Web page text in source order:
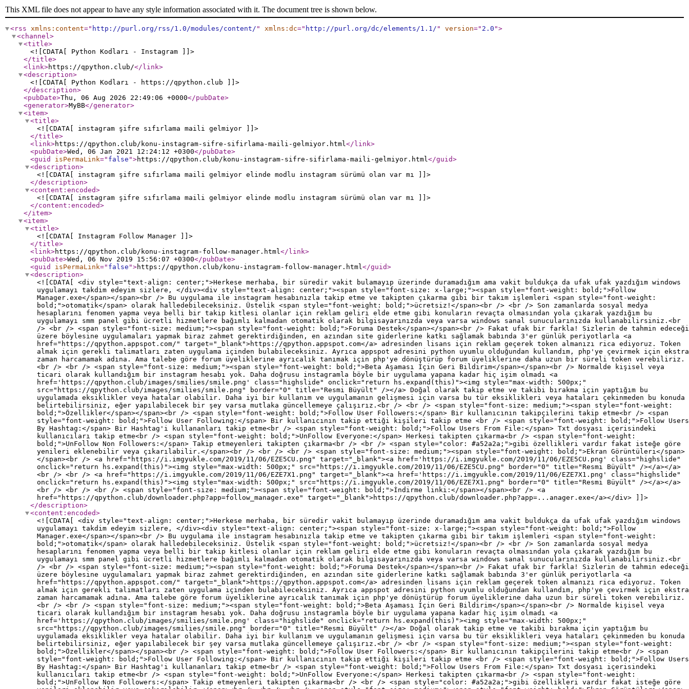
This XML file does not appear to have any style information associated with it. The document tree is shown below.
<rss xmlns:content=" http://purl.org/rss/1.0/modules/content/ " xmlns:dc=" http://purl.org/dc/elements/1.1/ " version=" 2.0 ">
<channel>
<title>
<![CDATA[ Python Kodları - Instagram ]]>
</title>
<link>https://qpython.club/</link>
<description>
<![CDATA[ Python Kodları - https://qpython.club ]]>
</description>
<pubDate>Thu, 06 Aug 2026 22:49:06 +0000</pubDate>
<generator>MyBB</generator>
<item>
<title>
<![CDATA[ instagram şifre sıfırlama maili gelmiyor ]]>
</title>
<link>https://qpython.club/konu-instagram-sifre-sifirlama-maili-gelmiyor.html</link>
<pubDate>Wed, 06 Jan 2021 12:24:12 +0300</pubDate>
<guid
isPermaLink=" false ">https://qpython.club/konu-instagram-sifre-sifirlama-maili-gelmiyor.html</guid>
<description>
<![CDATA[ instagram şifre sıfırlama maili gelmiyor elinde modlu instagram sürümü olan var mı ]]>
</description>
<content:encoded>
<![CDATA[ instagram şifre sıfırlama maili gelmiyor elinde modlu instagram sürümü olan var mı ]]>
</content:encoded>
</item>
<item>
<title>
<![CDATA[ Instagram Follow Manager ]]>
</title>
<link>https://qpython.club/konu-instagram-follow-manager.html</link>
<pubDate>Wed, 06 Nov 2019 15:56:07 +0300</pubDate>
<guid
isPermaLink=" false ">https://qpython.club/konu-instagram-follow-manager.html</guid>
<description>
<![CDATA[ <div style="text-align: center;">Herkese merhaba, bir süredir vakit bulamayıp üzerinde duramadığım ama vakit buldukça da ufak ufak yazdığım windows
uygulamayı takdim edeyim sizlere, </div><div style="text-align: center;"><span style="font-size: x-large;"><span style="font-weight: bold;">Follow
Manager.exe</span></span><br /> Bu uygulama ile instagram hesabınızla takip etme ve takipten çıkarma gibi bir takım işlemleri <span style="font-weight:
bold;">otomatik</span> olarak halledebileceksiniz. Üstelik <span style="font-weight: bold;">ücretsiz!</span><br /> <br /> Son zamanlarda sosyal medya
hesaplarını fenomen yapma veya belli bir takip kitlesi olanlar için reklam geliri elde etme gibi konuların revaçta olmasından yola çıkarak yazdığım bu
uygulamayı smm panel gibi ücretli hizmetlere bağımlı kalmadan otomatik olarak bilgisayarınızda veya varsa windows sanal sunucularınızda kullanabilirsiniz.<br
/> <br /> <span style="font-size: medium;"><span style="font-weight: bold;">Foruma Destek</span></span><br /> Fakat ufak bir farkla! Sizlerin de tahmin edeceği
üzere böylesine uygulamaları yapmak biraz zahmet gerektirdiğinden, en azından site giderlerine katkı sağlamak babında 3'er günlük periyotlarla <a
href="https://qpython.appspot.com/" target="_blank">https://qpython.appspot.com</a> adresinden lisans için reklam geçerek token almanızı rica ediyoruz. Token
almak için gerekli talimatları zaten uygulama içinden bulabileceksiniz. Ayrıca appspot adresini python uyumlu olduğundan kullandım, php'ye çevirmek için ekstra
zaman harcamamak adına. Ama talebe göre forum üyeliklerine ayrıcalık tanımak için php'ye dönüştürüp forum üyeliklerine daha uzun bir süreli token verebiliriz.
<br /> <br /> <span style="font-size: medium;"><span style="font-weight: bold;">Beta Aşaması İçin Geri Bildirim</span></span><br /> Normalde kişisel veya
ticari olarak kullandığım bir instagram hesabı yok. Daha doğrusu instagramla böyle bir uygulama yapana kadar hiç işim olmadı <a
href='https://qpython.club/images/smilies/smile.png' class="highslide" onclick="return hs.expand(this)"><img style="max-width: 500px;"
src="https://qpython.club/images/smilies/smile.png" border="0" title="Resmi Büyült" /></a> Doğal olarak takip etme ve takibi bırakma için yaptığım bu
uygulamada eksiklikler veya hatalar olabilir. Daha iyi bir kullanım ve uygulamanın gelişmesi için varsa bu tür eksiklikleri veya hataları çekinmeden bu konuda
belirtebilirsiniz, eğer yapılabilecek bir şey varsa mutlaka güncellemeye çalışırız.<br /> <br /> <span style="font-size: medium;"><span style="font-weight:
bold;">Özellikler</span></span><br /> <span style="font-weight: bold;">Follow User Followers:</span> Bir kullanıcının takipçilerini takip etme<br /> <span
style="font-weight: bold;">Follow User Following:</span> Bir kullanıcının takip ettiği kişileri takip etme <br /> <span style="font-weight: bold;">Follow Users
By Hashtag:</span> Bir Hashtag'i kullananları takip etme<br /> <span style="font-weight: bold;">Follow Users From File:</span> Txt dosyası içerisindeki
kullanıcıları takip etme<br /> <span style="font-weight: bold;">UnFollow Everyone:</span> Herkesi takipten çıkarma<br /> <span style="font-weight:
bold;">UnFollow Non Followers:</span> Takip etmeyenleri takipten çıkarma<br /> <br /> <span style="color: #a52a2a;">gibi özellikleri vardır fakat isteğe göre
yenileri eklenebilir veya çıkarılabilir.</span><br /> <br /> <br /> <span style="font-size: medium;"><span style="font-weight: bold;">Ekran Görüntüleri</span>
</span><br /> <a href="https://i.imgyukle.com/2019/11/06/EZE5CU.png" target="_blank"><a href='https://i.imgyukle.com/2019/11/06/EZE5CU.png' class="highslide"
onclick="return hs.expand(this)"><img style="max-width: 500px;" src="https://i.imgyukle.com/2019/11/06/EZE5CU.png" border="0" title="Resmi Büyült" /></a></a>
<br /> <br /> <a href="https://i.imgyukle.com/2019/11/06/EZE7X1.png" target="_blank"><a href='https://i.imgyukle.com/2019/11/06/EZE7X1.png' class="highslide"
onclick="return hs.expand(this)"><img style="max-width: 500px;" src="https://i.imgyukle.com/2019/11/06/EZE7X1.png" border="0" title="Resmi Büyült" /></a></a>
<br /> <br /> <br /> <span style="font-size: medium;"><span style="font-weight: bold;">İndirme linki:</span></span><br /> <a
href="https://qpython.club/downloader.php?app=follow_manager.exe" target="_blank">https://qpython.club/downloader.php?app=...anager.exe</a></div> ]]>
</description>
<content:encoded>
<![CDATA[ <div style="text-align: center;">Herkese merhaba, bir süredir vakit bulamayıp üzerinde duramadığım ama vakit buldukça da ufak ufak yazdığım windows
uygulamayı takdim edeyim sizlere, </div><div style="text-align: center;"><span style="font-size: x-large;"><span style="font-weight: bold;">Follow
Manager.exe</span></span><br /> Bu uygulama ile instagram hesabınızla takip etme ve takipten çıkarma gibi bir takım işlemleri <span style="font-weight:
bold;">otomatik</span> olarak halledebileceksiniz. Üstelik <span style="font-weight: bold;">ücretsiz!</span><br /> <br /> Son zamanlarda sosyal medya
hesaplarını fenomen yapma veya belli bir takip kitlesi olanlar için reklam geliri elde etme gibi konuların revaçta olmasından yola çıkarak yazdığım bu
uygulamayı smm panel gibi ücretli hizmetlere bağımlı kalmadan otomatik olarak bilgisayarınızda veya varsa windows sanal sunucularınızda kullanabilirsiniz.<br
/> <br /> <span style="font-size: medium;"><span style="font-weight: bold;">Foruma Destek</span></span><br /> Fakat ufak bir farkla! Sizlerin de tahmin edeceği
üzere böylesine uygulamaları yapmak biraz zahmet gerektirdiğinden, en azından site giderlerine katkı sağlamak babında 3'er günlük periyotlarla <a
href="https://qpython.appspot.com/" target="_blank">https://qpython.appspot.com</a> adresinden lisans için reklam geçerek token almanızı rica ediyoruz. Token
almak için gerekli talimatları zaten uygulama içinden bulabileceksiniz. Ayrıca appspot adresini python uyumlu olduğundan kullandım, php'ye çevirmek için ekstra
zaman harcamamak adına. Ama talebe göre forum üyeliklerine ayrıcalık tanımak için php'ye dönüştürüp forum üyeliklerine daha uzun bir süreli token verebiliriz.
<br /> <br /> <span style="font-size: medium;"><span style="font-weight: bold;">Beta Aşaması İçin Geri Bildirim</span></span><br /> Normalde kişisel veya
ticari olarak kullandığım bir instagram hesabı yok. Daha doğrusu instagramla böyle bir uygulama yapana kadar hiç işim olmadı <a
href='https://qpython.club/images/smilies/smile.png' class="highslide" onclick="return hs.expand(this)"><img style="max-width: 500px;"
src="https://qpython.club/images/smilies/smile.png" border="0" title="Resmi Büyült" /></a> Doğal olarak takip etme ve takibi bırakma için yaptığım bu
uygulamada eksiklikler veya hatalar olabilir. Daha iyi bir kullanım ve uygulamanın gelişmesi için varsa bu tür eksiklikleri veya hataları çekinmeden bu konuda
belirtebilirsiniz, eğer yapılabilecek bir şey varsa mutlaka güncellemeye çalışırız.<br /> <br /> <span style="font-size: medium;"><span style="font-weight:
bold;">Özellikler</span></span><br /> <span style="font-weight: bold;">Follow User Followers:</span> Bir kullanıcının takipçilerini takip etme<br /> <span
style="font-weight: bold;">Follow User Following:</span> Bir kullanıcının takip ettiği kişileri takip etme <br /> <span style="font-weight: bold;">Follow Users
By Hashtag:</span> Bir Hashtag'i kullananları takip etme<br /> <span style="font-weight: bold;">Follow Users From File:</span> Txt dosyası içerisindeki
kullanıcıları takip etme<br /> <span style="font-weight: bold;">UnFollow Everyone:</span> Herkesi takipten çıkarma<br /> <span style="font-weight:
bold;">UnFollow Non Followers:</span> Takip etmeyenleri takipten çıkarma<br /> <br /> <span style="color: #a52a2a;">gibi özellikleri vardır fakat isteğe göre